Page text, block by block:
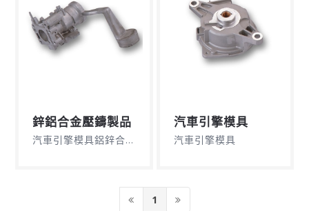
鋅鋁合金壓鑄製品
汽車引擎模具鋁鋅合金製品、鋅鋁合金壓鑄製品
汽車引擎模具
汽車引擎模具
1